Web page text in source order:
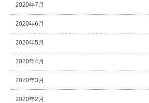
2020年7月
2020年6月
2020年5月
2020年4月
2020年3月
2020年2月